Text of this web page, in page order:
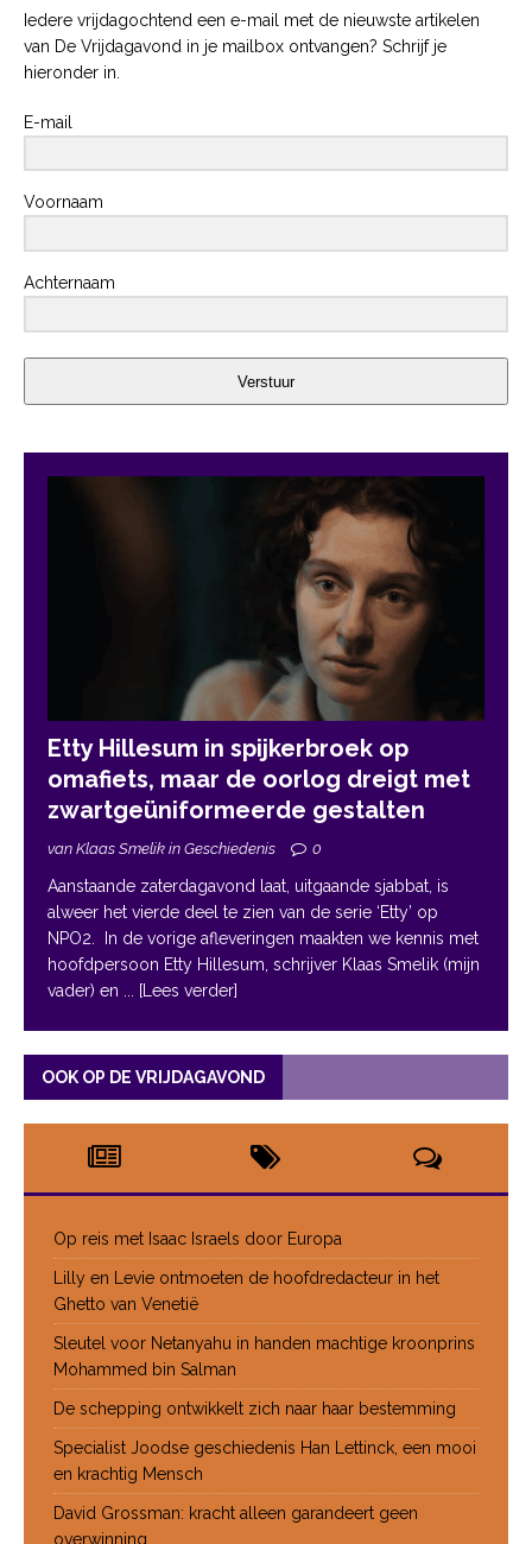
Iedere vrijdagochtend een e-mail met de nieuwste artikelen
van De Vrijdagavond in je mailbox ontvangen? Schrijf je
hieronder in.
E-mail
Voornaam
Achternaam
Verstuur
Etty Hillesum in spijkerbroek op
omafiets, maar de oorlog dreigt met
zwartgeüniformeerde gestalten
van Klaas Smelik in Geschiedenis 0
Aanstaande zaterdagavond laat, uitgaande sjabbat, is
alweer het vierde deel te zien van de serie ‘Etty’ op
NPO2. In de vorige afleveringen maakten we kennis met
hoofdpersoon Etty Hillesum, schrijver Klaas Smelik (mijn
vader) en
... [Lees verder]
OOK OP DE VRIJDAGAVOND
Op reis met Isaac Israels door Europa
Lilly en Levie ontmoeten de hoofdredacteur in het
Ghetto van Venetië
Sleutel voor Netanyahu in handen machtige kroonprins
Mohammed bin Salman
De schepping ontwikkelt zich naar haar bestemming
Specialist Joodse geschiedenis Han Lettinck, een mooi
en krachtig Mensch
David Grossman: kracht alleen garandeert geen
overwinning